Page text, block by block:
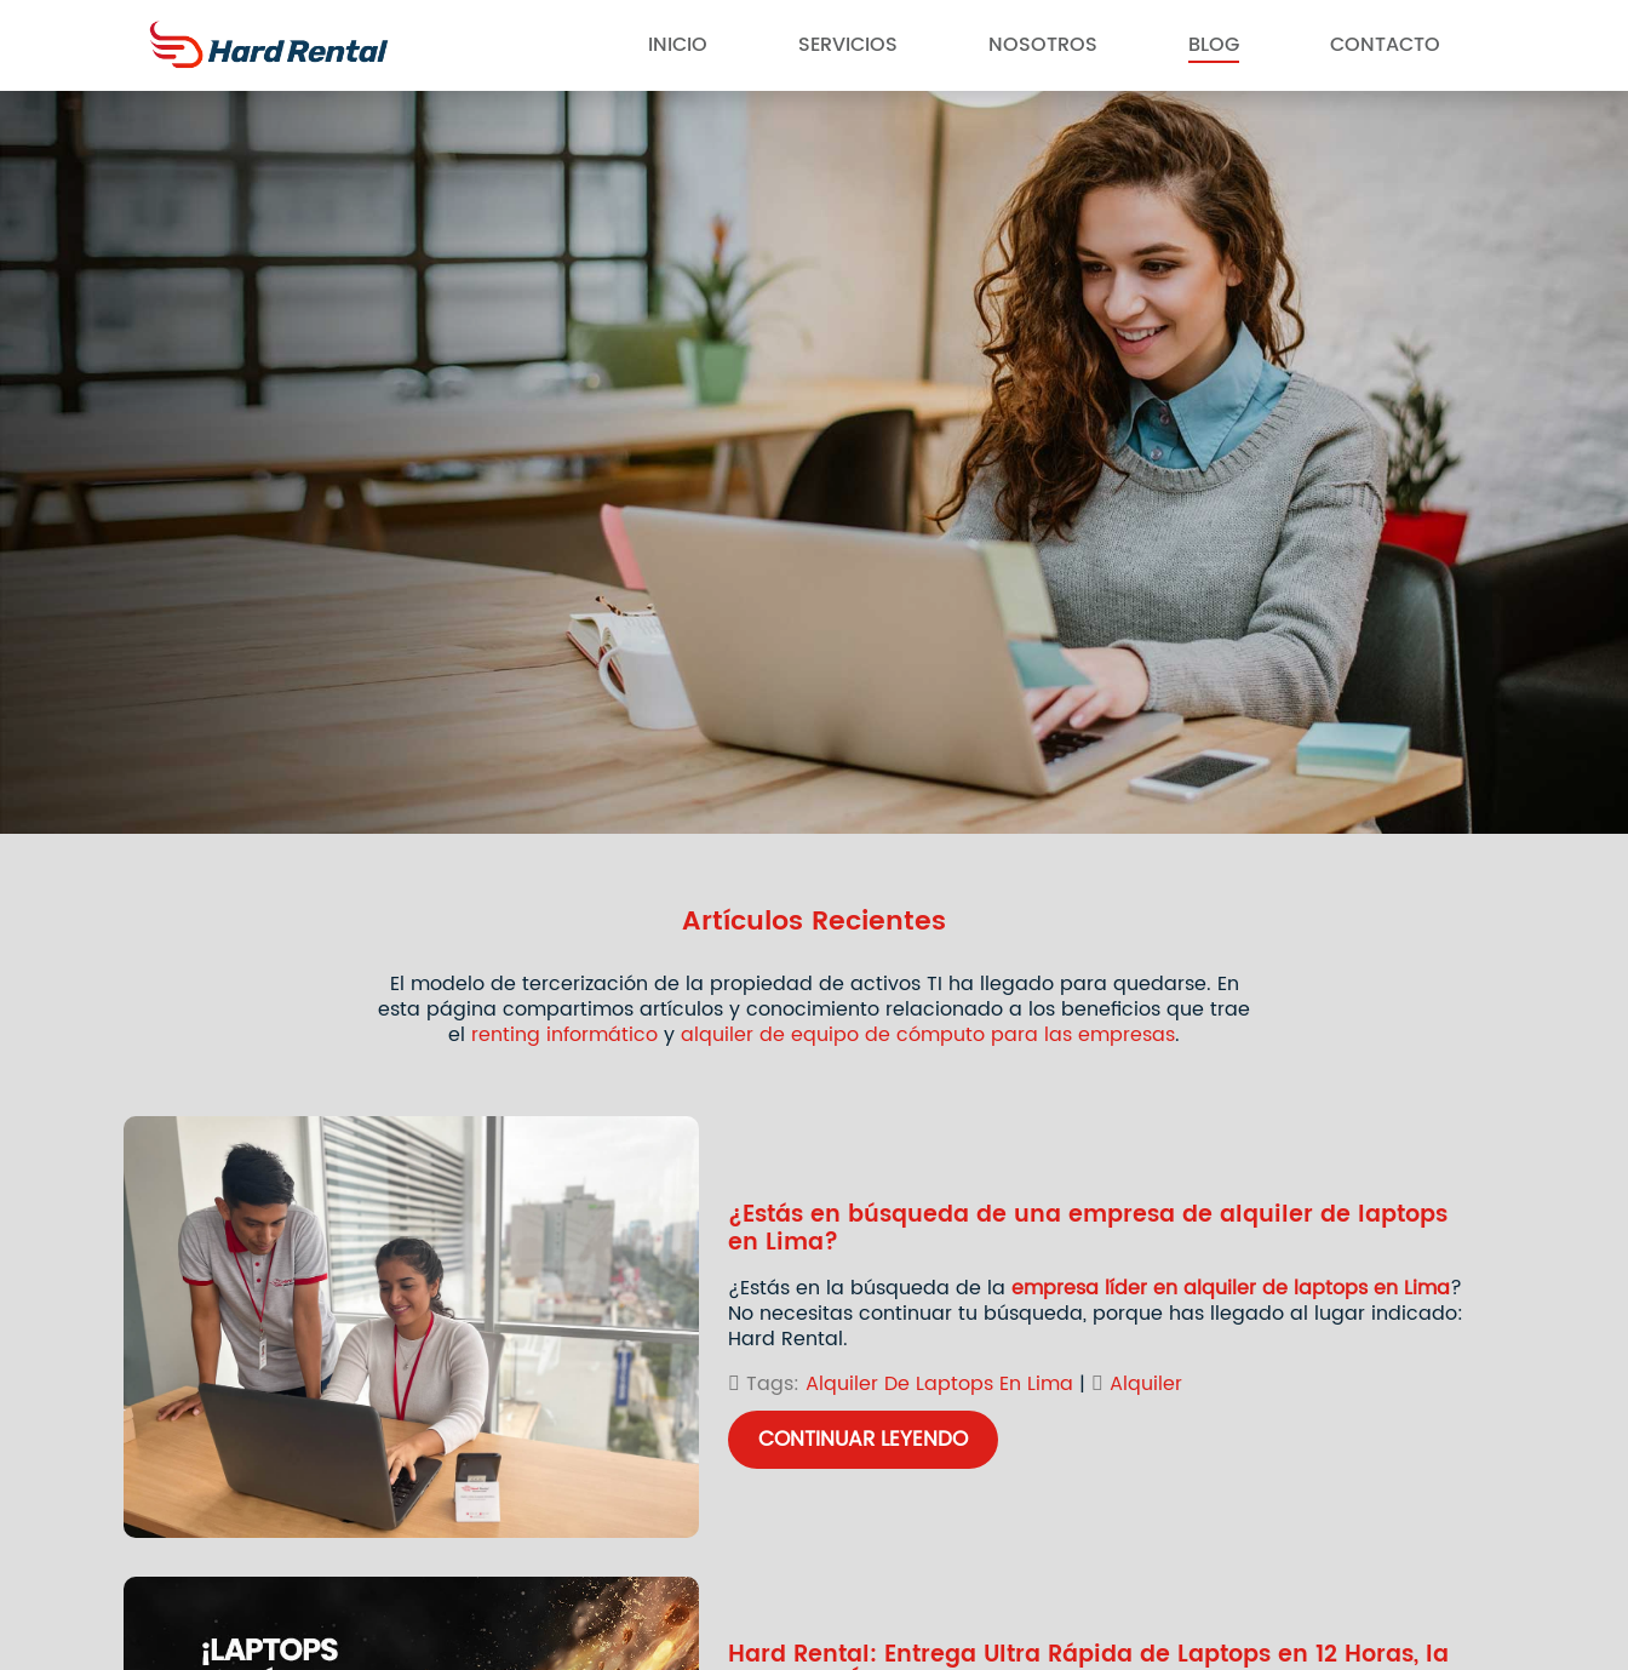
INICIO SERVICIOS NOSOTROS BLOG CONTACTO
Artículos Recientes
El modelo de tercerización de la propiedad de activos TI ha llegado para quedarse. En
esta página compartimos artículos y conocimiento relacionado a los beneficios que trae
el renting informáticoyalquiler de equipo de cómputo para las empresas.
¿Estás en búsqueda de una empresa de alquiler de laptops
en Lima?
¿Estás en la búsqueda de la empresa líder en alquiler de laptops en Lima?
No necesitas continuar tu búsqueda, porque has llegado al lugar indicado:
Hard Rental.
Tags: Alquiler De Laptops En Lima | Alquiler
CONTINUAR LEYENDO
Hard Rental: Entrega Ultra Rápida de Laptops en 12 Horas, la